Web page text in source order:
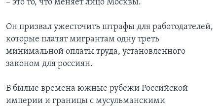
– это то, что меняет лицо Москвы.
Он призвал ужесточить штрафы для работодателей,
которые платят мигрантам одну треть
минимальной оплаты труда, установленного
законом для россиян.
В былые времена южные рубежи Российской
империи и границы с мусульманскими